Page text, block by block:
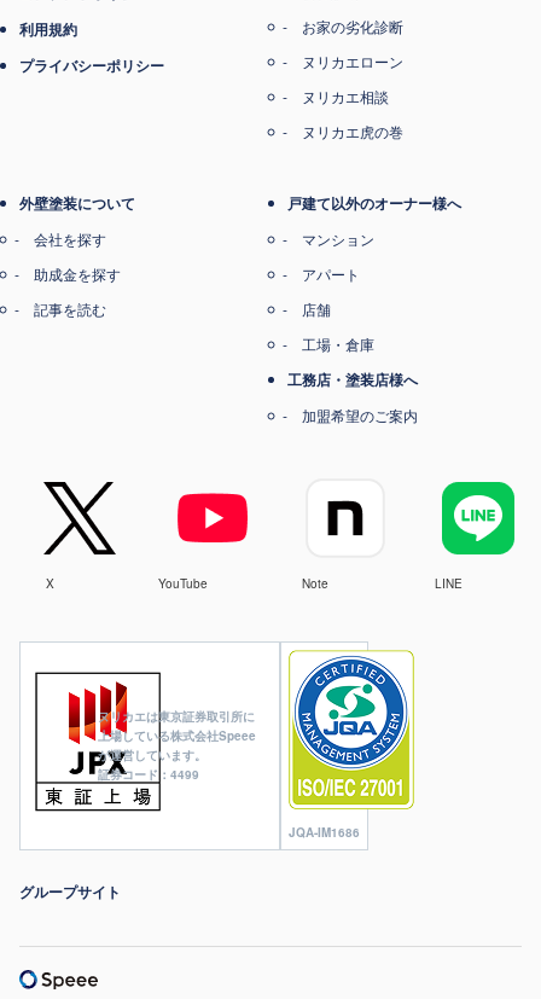
ヌリカエは東京証券取引所に
上場している株式会社Speee
が運営しています。
証券コード：4499
JQA-IM1686
利用規約
プライバシーポリシー
お家の劣化診断
ヌリカエローン
ヌリカエ相談
ヌリカエ虎の巻
外壁塗装について
会社を探す
助成金を探す
記事を読む
戸建て以外のオーナー様へ
マンション
アパート
店舗
工場・倉庫
工務店・塗装店様へ
加盟希望のご案内
X YouTube Note LINE
グループサイト